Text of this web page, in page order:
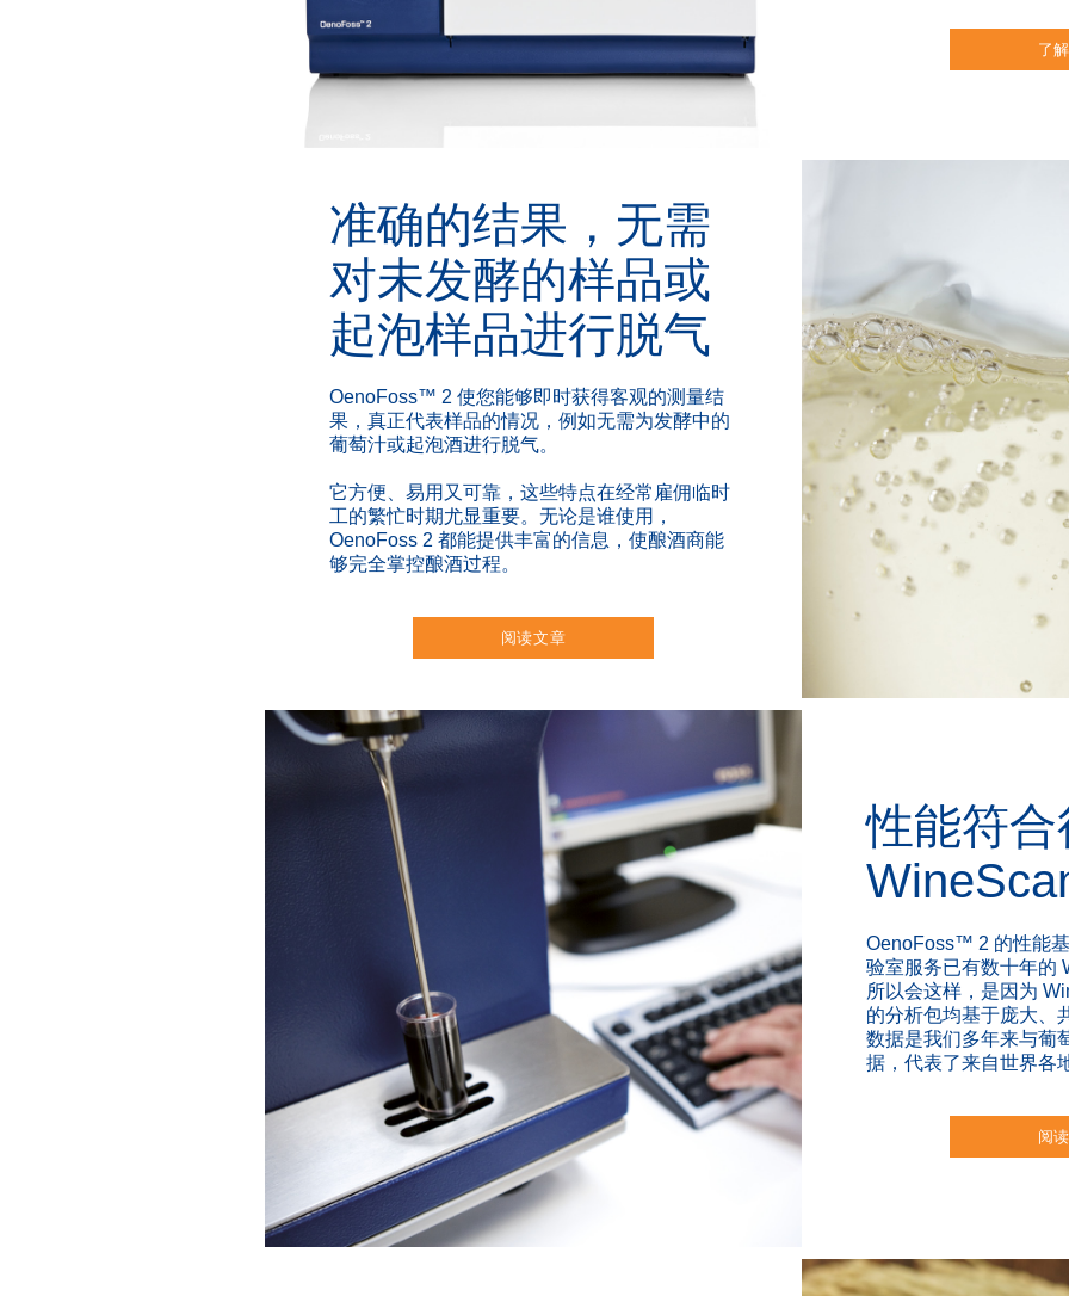
了
准确的结果，无需
对未发酵的样品或
起泡样品进行脱气
OenoFoss™ 2 使您能够即时获得客观的测量结
果，真正代表样品的情况，例如无需为发酵中的
葡萄汁或起泡酒进行脱气。
它方便、易用又可靠，这些特点在经常雇佣临时
工的繁忙时期尤显重要。无论是谁使用，
OenoFoss 2 都能提供丰富的信息，使酿酒商能
够完全掌控酿酒过程。
阅读文章
性能符
OenoFoss™ 2 的性能
验室服务已有数十年
所以会这样，是因为
的分析包均基于庞大、
数据是我们多年来与葡
据，代表了来自世界各
阅